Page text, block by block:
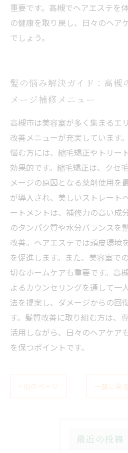
重要です。高槻でヘアエステを
の健康を取り戻し、日々のヘア
でしょう。
髪の悩み解決ガイド：高槻
メージ補修メニュー
高槻市は美容室が多く集まるエ
改善メニューが充実しています
悩む方には、縮毛矯正やトリー
効果的です。縮毛矯正は、クセ
メージの原因となる薬剤使用を
が導入され、美しいストレート
ートメントは、補修力の高い成
のタンパク質や水分バランスを
改善。ヘアエステでは頭皮環境
を促進します。また、美容室で
切なホームケアも重要です。高
よるカウンセリングを通して一
法を提案し、ダメージからの回
す。髪質改善に取り組む方は、
活用しながら、日々のヘアケア
を保つポイントです。
< 前のページ 一覧に戻る
最近の投稿